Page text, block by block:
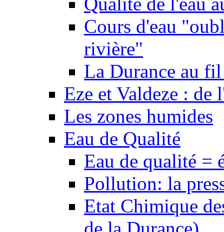
Cours d'eau
rivière"
La Durance au
Eze et Valdeze : de
Les zones humides
Eau de Qualité
Eau de qualité =
Pollution: la
Etat Chimique